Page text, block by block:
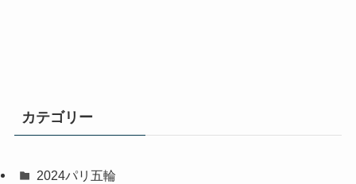
カテゴリー
2024パリ五輪